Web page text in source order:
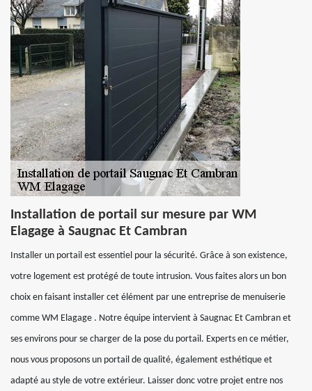
Installation de portail sur mesure par WM
Elagage à Saugnac Et Cambran
Installer un portail est essentiel pour la sécurité. Grâce à son existence,
votre logement est protégé de toute intrusion. Vous faites alors un bon
choix en faisant installer cet élément par une entreprise de menuiserie
comme WM Elagage . Notre équipe intervient à Saugnac Et Cambran et
ses environs pour se charger de la pose du portail. Experts en ce métier,
nous vous proposons un portail de qualité, également esthétique et
adapté au style de votre extérieur. Laisser donc votre projet entre nos